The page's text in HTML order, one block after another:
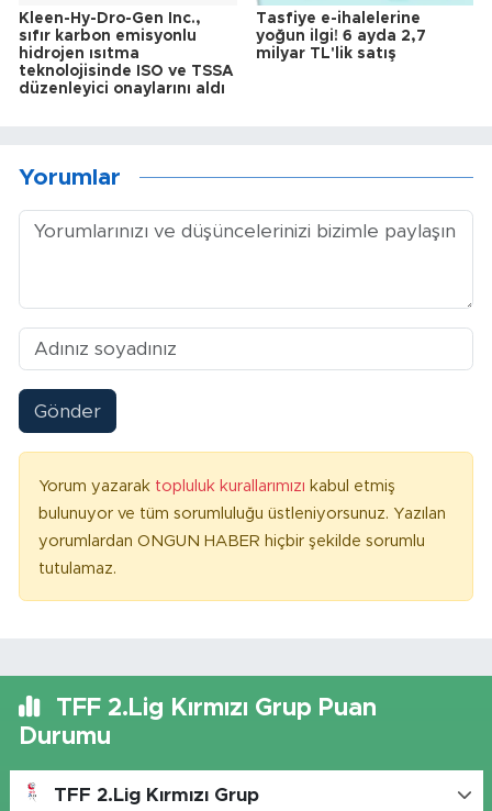
Kleen-Hy-Dro-Gen Inc.,
sıfır karbon emisyonlu
hidrojen ısıtma
teknolojisinde ISO ve TSSA
düzenleyici onaylarını aldı
Tasfiye e-ihalelerine
yoğun ilgi! 6 ayda 2,7
milyar TL'lik satış
Yorumlar
Gönder
Yorum yazarak topluluk kurallarımızı kabul etmiş
bulunuyor ve tüm sorumluluğu üstleniyorsunuz. Yazılan
yorumlardan ONGUN HABER hiçbir şekilde sorumlu
tutulamaz.
TFF 2.Lig Kırmızı Grup Puan
Durumu
TFF 2.Lig Kırmızı Grup